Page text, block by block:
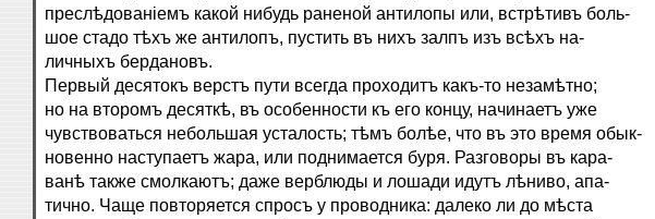
преслѣдованіемъ какой нибудь раненой антилопы или, встрѣтивъ боль-
шое стадо тѣхъ же антилопъ, пустить въ нихъ залпъ изъ всѣхъ на-
личныхъ бердановъ.
Первый десятокъ верстъ пути всегда проходитъ какъ-то незамѣтно;
но на второмъ десяткѣ, въ особенности къ его концу, начинаетъ уже
чувствоваться небольшая усталость; тѣмъ болѣе, что въ это время обык-
новенно наступаетъ жара, или поднимается буря. Разговоры въ кара-
ванѣ также смолкаютъ; даже верблюды и лошади идутъ лѣниво, апа-
тично. Чаще повторяется спросъ у проводника: далеко ли до мѣста